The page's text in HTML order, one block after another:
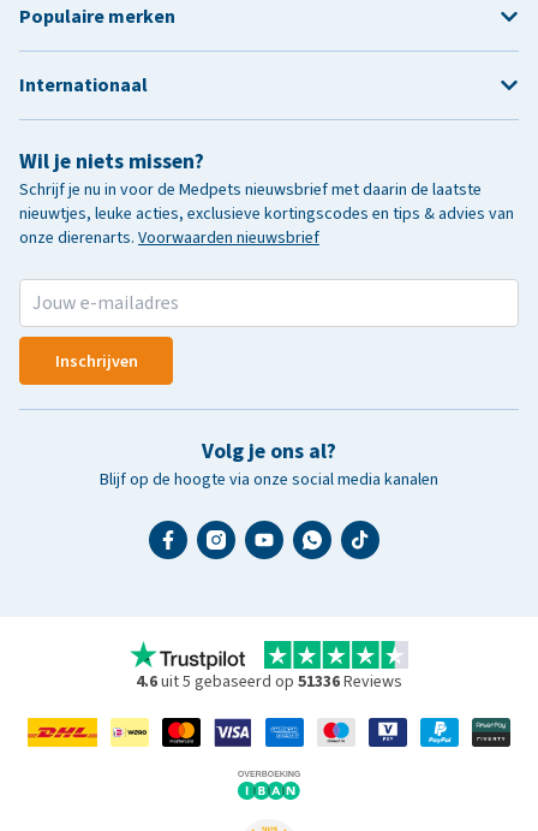
Wil je niets missen?
Schrijf je nu in voor de Medpets nieuwsbrief met daarin de laatste
nieuwtjes, leuke acties, exclusieve kortingscodes en tips & advies van
onze dierenarts. Voorwaarden nieuwsbrief
Inschrijven
Volg je ons al?
Blijf op de hoogte via onze social media kanalen
Populaire merken
Internationaal
4.6uit 5 gebaseerd op 51336Reviews